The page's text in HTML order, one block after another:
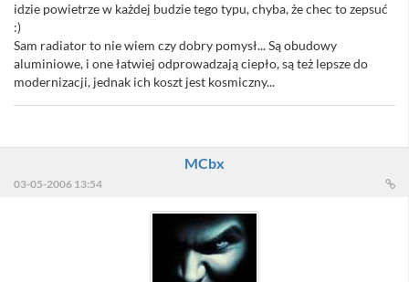
idzie powietrze w każdej budzie tego typu, chyba, że chec to zepsuć
:)
Sam radiator to nie wiem czy dobry pomysł... Są obudowy
aluminiowe, i one łatwiej odprowadzają ciepło, są też lepsze do
modernizacji, jednak ich koszt jest kosmiczny...
MCbx
03-05-2006 13:54